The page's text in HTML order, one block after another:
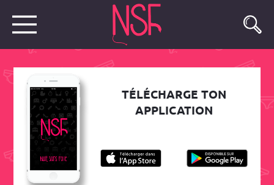
TÉLÉCHARGE TON
APPLICATION